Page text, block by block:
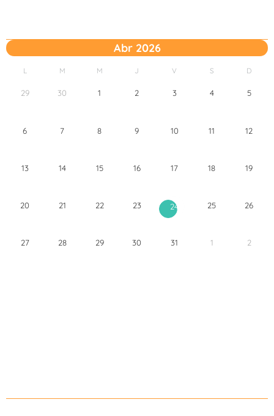
Abr 2026
L M M J V S D
29 30 1 2 3 4 5
6 7 8 9 10 11 12
13 14 15 16 17 18 19
20 21 22 23 24 25 26
27 28 29 30 31 1 2